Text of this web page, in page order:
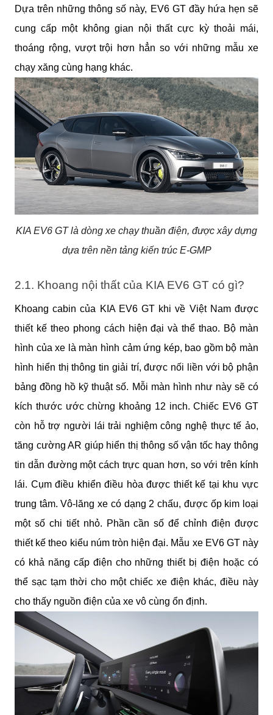
Dựa trên những thông số này, EV6 GT đầy hứa hẹn sẽ
cung cấp một không gian nội thất cực kỳ thoải mái,
thoáng rộng, vượt trội hơn hẳn so với những mẫu xe
chạy xăng cùng hạng khác.
KIA EV6 GT là dòng xe chạy thuần điện, được xây dựng
dựa trên nền tảng kiến trúc E-GMP
2.1. Khoang nội thất của KIA EV6 GT có gì?
Khoang cabin của KIA EV6 GT khi về Việt Nam được
thiết kế theo phong cách hiện đại và thể thao. Bộ màn
hình của xe là màn hình cảm ứng kép, bao gồm bộ màn
hình hiển thị thông tin giải trí, được nối liền với bộ phận
bảng đồng hồ kỹ thuật số. Mỗi màn hình như này sẽ có
kích thước ước chừng khoảng 12 inch. Chiếc EV6 GT
còn hỗ trợ người lái trải nghiệm công nghệ thực tế ảo,
tăng cường AR giúp hiển thị thông số vận tốc hay thông
tin dẫn đường một cách trực quan hơn, so với trên kính
lái. Cụm điều khiển điều hòa được thiết kế tại khu vực
trung tâm. Vô-lăng xe có dạng 2 chấu, được ốp kim loại
một số chi tiết nhỏ. Phần cần số để chỉnh điện được
thiết kế theo kiểu núm tròn hiện đại. Mẫu xe EV6 GT này
có khả năng cấp điện cho những thiết bị điện hoặc có
thể sạc tạm thời cho một chiếc xe điện khác, điều này
cho thấy nguồn điện của xe vô cùng ổn định.